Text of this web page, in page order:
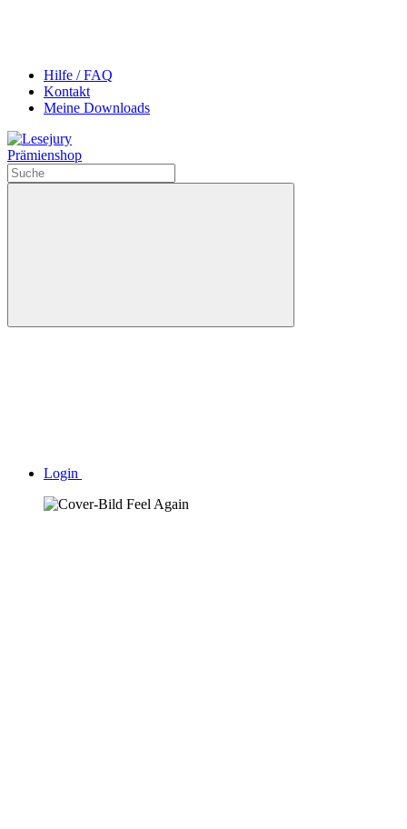
Hilfe / FAQ
Kontakt
Meine Downloads
Prämienshop
Login